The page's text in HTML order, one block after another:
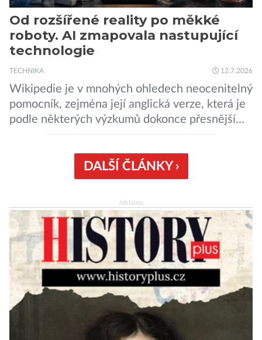
Od rozšířené reality po měkké
roboty. AI zmapovala nastupující
technologie
TECHNIKA 12.7.2026
Wikipedie je v mnohých ohledech neocenitelný
pomocník, zejména její anglická verze, která je
podle některých výzkumů dokonce přesnější
než slavná Encyclopedia Britannica. Nyní se
křišťálovou kouli, ze které umělá inteligence
věštila, které technologie v dohledné
Za vším stojí australští výzkumníci, kteří pomocí
umělé inteligence a […]
DALŠÍ ČLÁNKY ›
reklama